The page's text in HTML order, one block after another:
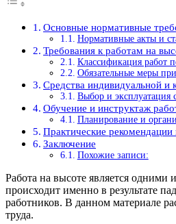
Основные нормативные
Нормативные акты и
Требования к работам на
Классификация работ
Обязательные меры
Средства индивидуальной и
Выбор и эксплуатация
Обучение и инструктаж
Планирование и
Практические
Заключение
Похожие записи:
Работа на высоте является одними
происходит именно в результате
работников. В данном материале
труда.